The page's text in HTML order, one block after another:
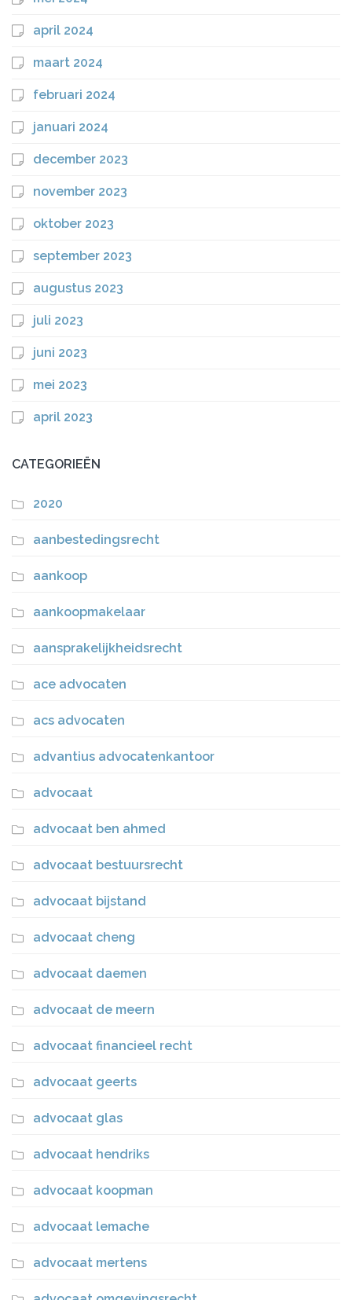
april 2024
maart 2024
februari 2024
januari 2024
december 2023
november 2023
oktober 2023
september 2023
augustus 2023
juli 2023
juni 2023
mei 2023
april 2023
CATEGORIEËN
2020
aanbestedingsrecht
aankoop
aankoopmakelaar
aansprakelijkheidsrecht
ace advocaten
acs advocaten
advantius advocatenkantoor
advocaat
advocaat ben ahmed
advocaat bestuursrecht
advocaat bijstand
advocaat cheng
advocaat daemen
advocaat de meern
advocaat financieel recht
advocaat geerts
advocaat glas
advocaat hendriks
advocaat koopman
advocaat lemache
advocaat mertens